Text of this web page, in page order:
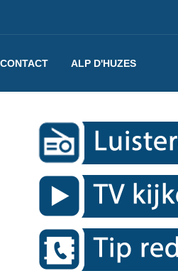
CONTACT ALP D'HUZES